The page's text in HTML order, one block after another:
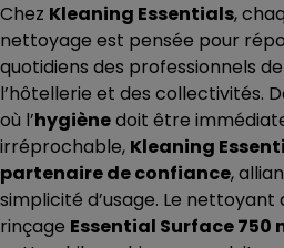
Chez Kleaning Essentials,
nettoyage est pensée pour
quotidiens des professionnels
l’hôtellerie et des collectivités.
où l’hygiènedoit être
irréprochable, Kleaning
partenaire de confiance,
simplicité d’usage. Le
rinçage Essential Surface 750